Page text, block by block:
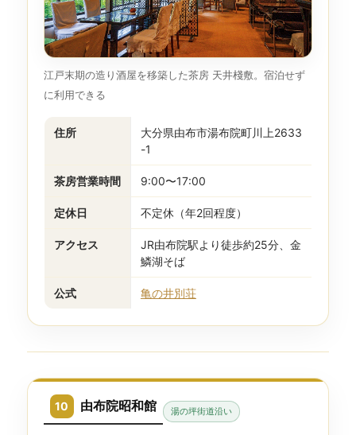
江戸末期の造り酒屋を移築した茶房 天井棧敷。宿泊せず
に利用できる
住所
大分県由布市湯布院町川上2633
-1
茶房営業時間 9:00〜17:00
定休日 不定休（年2回程度）
アクセス
JR由布院駅より徒歩約25分、金
鱗湖そば
公式 亀の井別荘
10 由布院昭和館 湯の坪街道沿い